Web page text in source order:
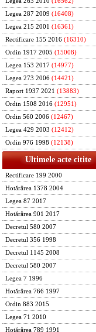
Legea 287 2009 (16408)
Legea 215 2001 (16361)
Rectificare 155 2016 (16310)
Ordin 1917 2005 (15008)
Legea 153 2017 (14977)
Legea 273 2006 (14421)
Raport 1937 2021 (13883)
Ordin 1508 2016 (12951)
Ordin 560 2006 (12467)
Legea 429 2003 (12412)
Ordin 976 1998 (12138)
Ultimele acte citite
Rectificare 199 2000
Hotărârea 1378 2004
Legea 87 2017
Hotărârea 901 2017
Decretul 580 2007
Decretul 356 1998
Decretul 1145 2008
Decretul 580 2007
Legea 7 1996
Hotărârea 766 1997
Ordin 883 2015
Legea 71 2010
Hotărârea 789 1991